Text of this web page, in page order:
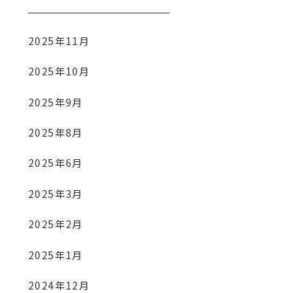
2025年11月
2025年10月
2025年9月
2025年8月
2025年6月
2025年3月
2025年2月
2025年1月
2024年12月